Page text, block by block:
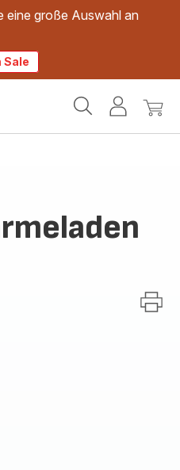
eine große Auswahl an
Sale
Mein
Mein